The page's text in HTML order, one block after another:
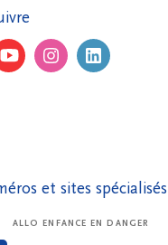
et sites spécialisés
ALLO ENFANCE EN DANGER